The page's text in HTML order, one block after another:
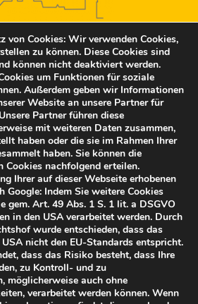
e.V.
altena.de
der Burg Altena e.V. 2025
von Cookies: Wir verwenden Cookies,
zu können. Diese Cookies sind
können nicht deaktiviert werden.
um Funktionen für soziale
Außerdem geben wir Informationen
Website an unsere Partner für
Partner führen diese
mit weiteren Daten zusammen,
haben oder die sie im Rahmen Ihrer
haben. Sie können die
Cookies nachfolgend erteilen.
Ihrer auf dieser Webseite erhobenen
Google: Indem Sie weitere Cookies
gem. Art. 49 Abs. 1 S. 1 lit. a DSGVO
in den USA verarbeitet werden. Durch
wurde entschieden, dass das
nicht den EU-Standards entspricht.
dass das Risiko besteht, dass Ihre
zu Kontroll- und zu
möglicherweise auch ohne
verarbeitet werden können. Wenn